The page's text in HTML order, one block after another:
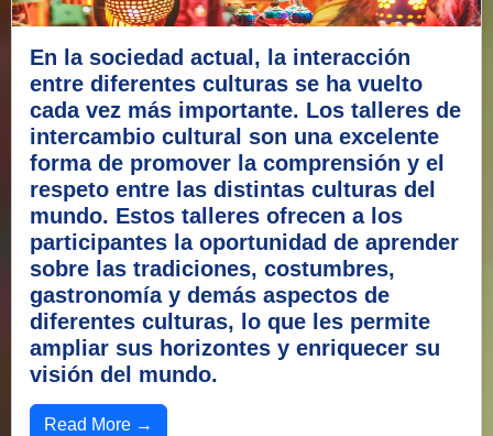
En la sociedad actual, la interacción
entre diferentes culturas se ha vuelto
cada vez más importante. Los talleres de
intercambio cultural son una excelente
forma de promover la comprensión y el
respeto entre las distintas culturas del
mundo. Estos talleres ofrecen a los
participantes la oportunidad de aprender
sobre las tradiciones, costumbres,
gastronomía y demás aspectos de
diferentes culturas, lo que les permite
ampliar sus horizontes y enriquecer su
visión del mundo.
Read More →